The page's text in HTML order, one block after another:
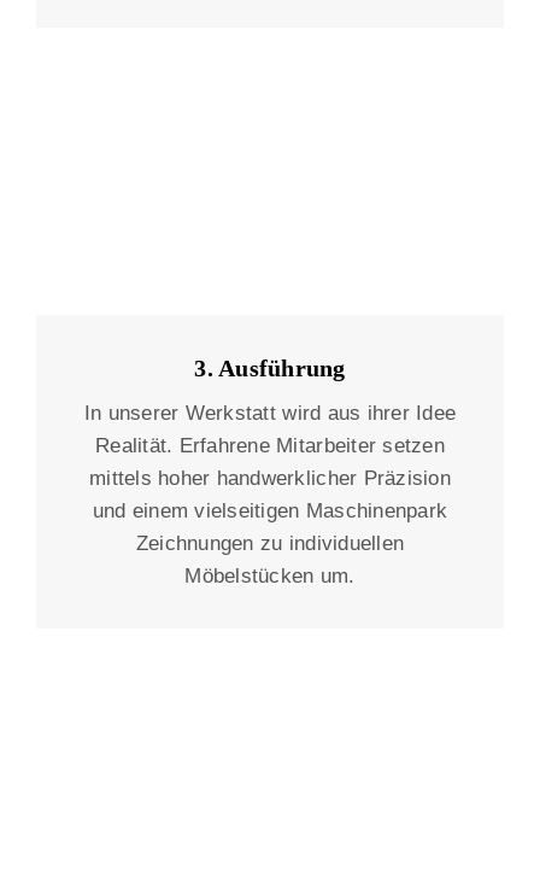
3. Ausführung
In unserer Werkstatt wird aus ihrer Idee
Realität. Erfahrene Mitarbeiter setzen
mittels hoher handwerklicher Präzision
und einem vielseitigen Maschinenpark
Zeichnungen zu individuellen
Möbelstücken um.